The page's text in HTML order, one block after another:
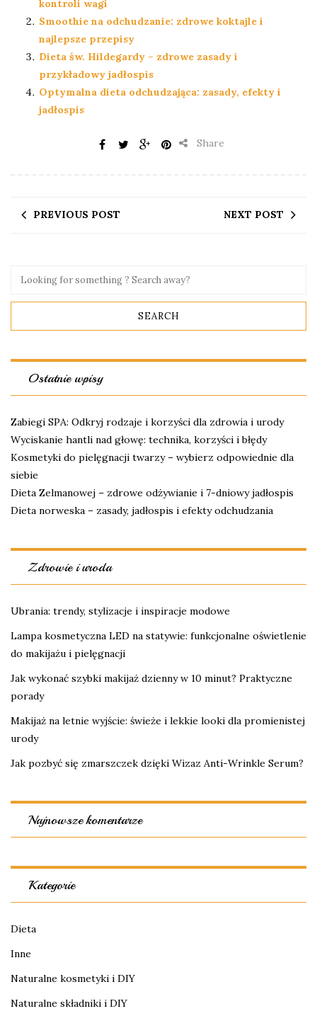
kontroli wagi
Smoothie na odchudzanie: zdrowe koktajle i
najlepsze przepisy
Dieta św. Hildegardy – zdrowe zasady i
przykładowy jadłospis
Optymalna dieta odchudzająca: zasady, efekty i
jadłospis
Share
PREVIOUS POST NEXT POST
Ostatnie wpisy
Zabiegi SPA: Odkryj rodzaje i korzyści dla zdrowia i urody
Wyciskanie hantli nad głowę: technika, korzyści i błędy
Kosmetyki do pielęgnacji twarzy – wybierz odpowiednie dla
siebie
Dieta Zelmanowej – zdrowe odżywianie i 7-dniowy jadłospis
Dieta norweska – zasady, jadłospis i efekty odchudzania
Zdrowie i uroda
Ubrania: trendy, stylizacje i inspiracje modowe
Lampa kosmetyczna LED na statywie: funkcjonalne oświetlenie
do makijażu i pielęgnacji
Jak wykonać szybki makijaż dzienny w 10 minut? Praktyczne
porady
Makijaż na letnie wyjście: świeże i lekkie looki dla promienistej
urody
Jak pozbyć się zmarszczek dzięki Wizaz Anti-Wrinkle Serum?
Najnowsze komentarze
Kategorie
Dieta
Inne
Naturalne kosmetyki i DIY
Naturalne składniki i DIY